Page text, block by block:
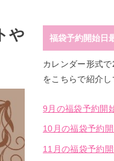
や
福袋予約開始日
カレンダー形式
をこちらで紹介し
9月の福袋予約開
10月の福袋予約
11月の福袋予約